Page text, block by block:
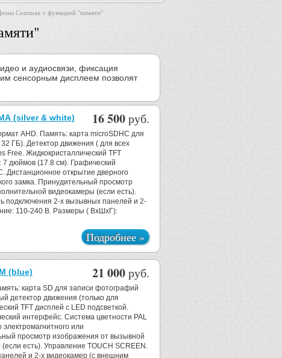
Commax с функцией "памяти"
и аудиосвязи, фиксация
сенсорным дисплеем позволят
16 500руб.
(silver & white)
AHD. Память: карта microSDHC для
ГБ). Детектор движения ( для всех
Free. Жидкокристаллический TFT
7 дюймов (17.8 см). Графический
Дистанционное открытие дверного
замка. Принудительный просмотр
видеокамеры (если есть).
подключения 2-х вызывных панелей и 2-
110-240 B. Размеры ( ВхШхГ):
Подробнее »
21 000руб.
(blue)
карта SD для записи фотографий
детектор движения (только для
TFT дисплей с LED подсветкой.
интерфейс. Система цветности PAL
или
просмотр изображения от вызывной
есть). Управление TOUCH SCREEN.
и 2-х видеокамер (с внешним